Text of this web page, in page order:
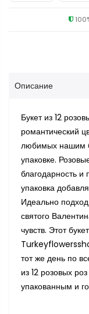
Описание
Букет из 12
романтический
любимых нашим
упаковке.
благодарность и
упаковка
Идеально
святого
чувств. Этот
тот же день по
из 12 розовых
упакованным и